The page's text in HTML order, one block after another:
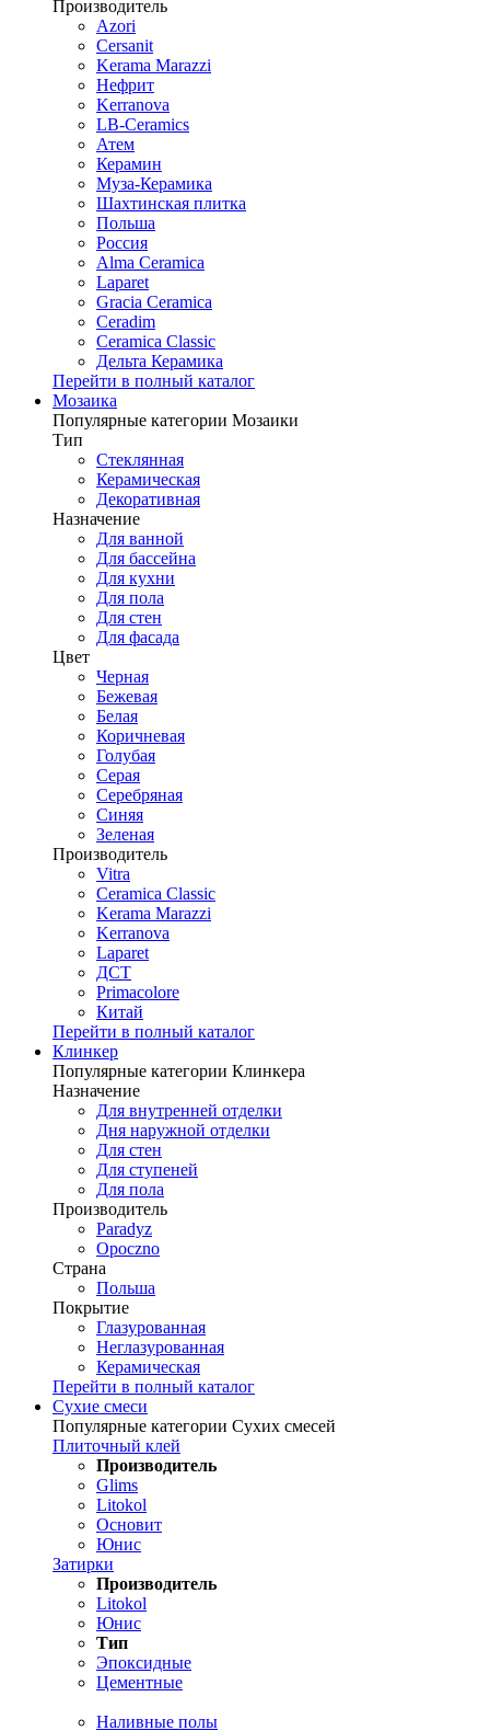
Производитель
Azori
Cersanit
Kerama Marazzi
Нефрит
Kerranova
LB-Ceramics
Атем
Керамин
Муза-Керамика
Шахтинская плитка
Польша
Россия
Alma Ceramica
Laparet
Gracia Ceramica
Ceradim
Ceramica Classic
Дельта Керамика
Перейти в полный каталог
Мозаика
Популярные категории Мозаики
Тип
Стеклянная
Керамическая
Декоративная
Назначение
Для ванной
Для бассейна
Для кухни
Для пола
Для стен
Для фасада
Цвет
Черная
Бежевая
Белая
Коричневая
Голубая
Серая
Серебряная
Синяя
Зеленая
Производитель
Vitra
Ceramica Classic
Kerama Marazzi
Kerranova
Laparet
ДСТ
Primacolore
Китай
Перейти в полный каталог
Клинкер
Популярные категории Клинкера
Назначение
Для внутренней отделки
Дня наружной отделки
Для стен
Для ступеней
Для пола
Производитель
Paradyz
Opoczno
Страна
Польша
Покрытие
Глазурованная
Неглазурованная
Керамическая
Перейти в полный каталог
Сухие смеси
Популярные категории Сухих смесей
Плиточный клей
Производитель
Glims
Litokol
Основит
Юнис
Затирки
Производитель
Litokol
Юнис
Тип
Эпоксидные
Цементные
Наливные полы